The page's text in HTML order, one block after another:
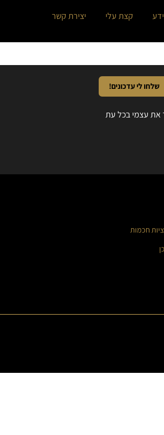
קצת עלי יצירת קשר
שלחו לי עדכונים!
את עצמי בכל עת
חכמות